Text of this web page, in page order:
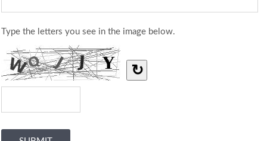
Type the letters you see in the image below.
↻